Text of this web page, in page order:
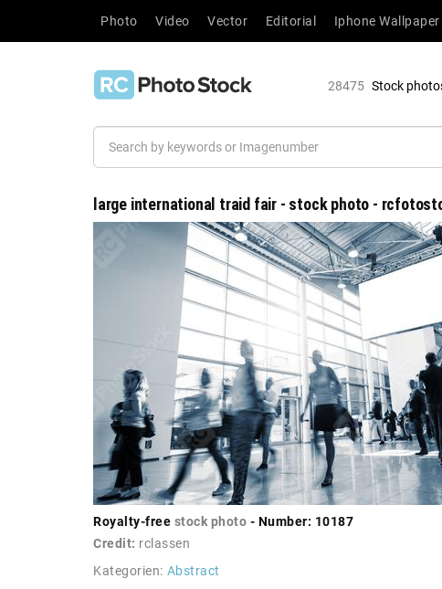
Photo Video Vector Editorial Iphone Wallpaper
28475 Stock
large international traid fair - stock photo -
Royalty-free stock photo - Number: 10187
Credit: rclassen
Kategorien: Abstract